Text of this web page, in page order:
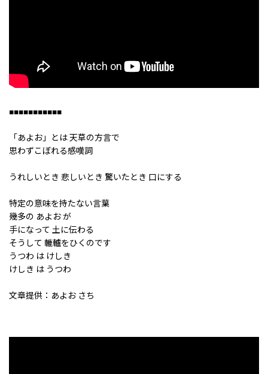
■■■■■■■■■■■
「あよお」とは 天草の方言で
思わずこぼれる感嘆詞
うれしいとき 悲しいとき 驚いたとき 口にする
特定の意味を持たない言葉
幾多の あよお が
手になって 土に伝わる
そうして 轆轤をひくのです
うつわ は けしき
けしき は うつわ
文章提供：あよお さち